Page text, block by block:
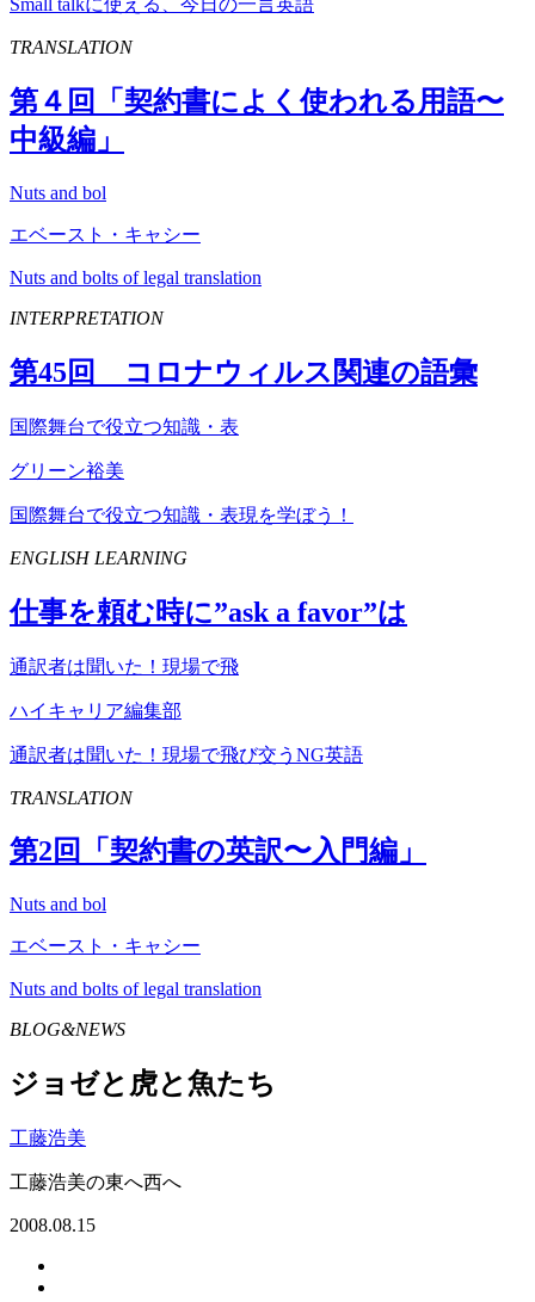
Small talkに使える、今日の一言英語
TRANSLATION
第４回「契約書によく使われる用語〜
中級編」
Nuts and bol
エベースト・キャシー
Nuts and bolts of legal translation
INTERPRETATION
第45回 コロナウィルス関連の語彙
国際舞台で役立つ知識・表
グリーン裕美
国際舞台で役立つ知識・表現を学ぼう！
ENGLISH LEARNING
仕事を頼む時に”ask a favor”は
通訳者は聞いた！現場で飛
ハイキャリア編集部
通訳者は聞いた！現場で飛び交うNG英語
TRANSLATION
第2回「契約書の英訳〜入門編」
Nuts and bol
エベースト・キャシー
Nuts and bolts of legal translation
BLOG&NEWS
ジョゼと虎と魚たち
工藤浩美
工藤浩美の東へ西へ
2008.08.15